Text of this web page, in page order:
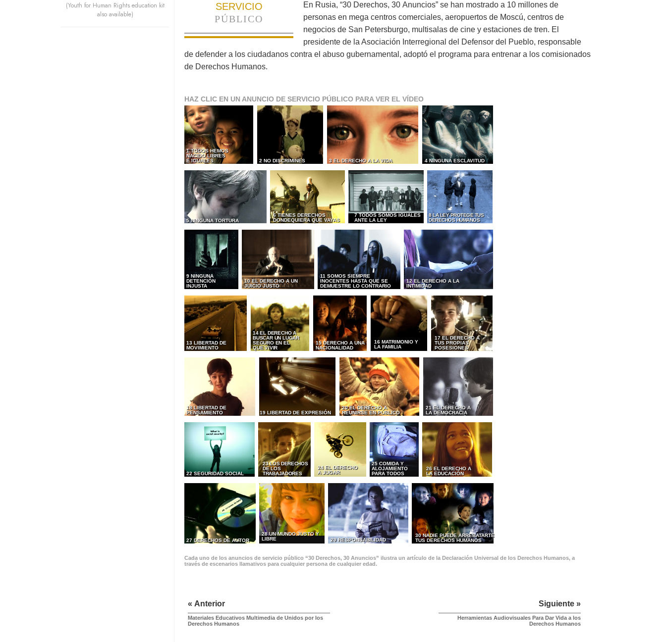
SERVICIO
PÚBLICO
En Rusia, “30 Derechos, 30 Anuncios” se han mostrado a 10 millones de
personas en mega centros comerciales, aeropuertos de Moscú, centros de
negocios de San Petersburgo, multisalas de cine y estaciones de tren. El
presidente de la Asociación Interregional del Defensor del Pueblo, responsable
de defender a los ciudadanos contra el abuso gubernamental, adoptó el programa para entrenar a los comisionados
de Derechos Humanos.
HAZ CLIC EN UN ANUNCIO DE SERVICIO PÚBLICO PARA VER EL VÍDEO
1 TODOS HEMOS
NACIDO LIBRES
E IGUALES
2 NO DISCRIMINES 3 EL DERECHO A LA VIDA 4 NINGUNA ESCLAVITUD
5 NINGUNA TORTURA
6 TIENES DERECHOS
DONDEQUIERA QUE VAYAS
7 TODOS SOMOS IGUALES
ANTE LA LEY
8 LA LEY PROTEGE TUS
DERECHOS HUMANOS
9 NINGUNA
DETENCIÓN
INJUSTA
10 EL DERECHO A UN
JUICIO JUSTO
11 SOMOS SIEMPRE
INOCENTES HASTA QUE SE
DEMUESTRE LO CONTRARIO
12 EL DERECHO A LA
INTIMIDAD
13 LIBERTAD DE
MOVIMIENTO
14 EL DERECHO A
BUSCAR UN LUGAR
SEGURO EN EL
QUE VIVIR
15 DERECHO A UNA
NACIONALIDAD
16 MATRIMONIO Y
LA FAMILIA
17 EL DERECHO A
TUS PROPIAS
POSESIONES
18 LIBERTAD DE
PENSAMIENTO
19 LIBERTAD DE EXPRESIÓN
20 EL DERECHO A
REUNIRSE EN PÚBLICO
21 EL DERECHO A
LA DEMOCRACIA
22 SEGURIDAD SOCIAL
23 LOS DERECHOS
DE LOS
TRABAJADORES
24 EL DERECHO
A JUGAR
25 COMIDA Y
ALOJAMIENTO
PARA TODOS
26 EL DERECHO A
LA EDUCACIÓN
27 DERECHOS DE AUTOR
28 UN MUNDO JUSTO Y
LIBRE
29 RESPONSABILIDAD
30 NADIE PUEDE ARREBATARTE
TUS DERECHOS HUMANOS
Cada uno de los anuncios de servicio público “30 Derechos, 30 Anuncios” ilustra un artículo de la Declaración Universal de los Derechos Humanos, a
través de escenarios llamativos para cualquier persona de cualquier edad.
« Anterior
Materiales Educativos Multimedia de Unidos por los
Derechos Humanos
Siguiente »
Herramientas Audiovisuales Para Dar Vida a los
Derechos Humanos
(Youth for Human Rights education kit
also available)